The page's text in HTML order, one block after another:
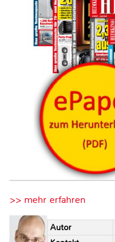
>> mehr erfahren
Autor